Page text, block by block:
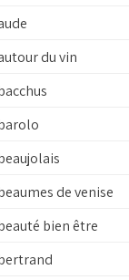
du vin
de venise
bien être